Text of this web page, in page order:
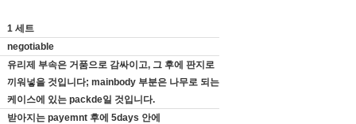
1 세트
negotiable
유리제 부속은 거품으로 감싸이고, 그 후에 판지로
끼워넣을 것입니다; mainbody 부분은 나무로 되는
케이스에 있는 packde일 것입니다.
받아지는 payemnt 후에 5days 안에